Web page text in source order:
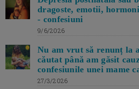
dragoste, emotii,
- confesiuni
9/6/2026
Nu am vrut să renunț la
căutat până am găsit
confesiunile unei mame
27/3/2026